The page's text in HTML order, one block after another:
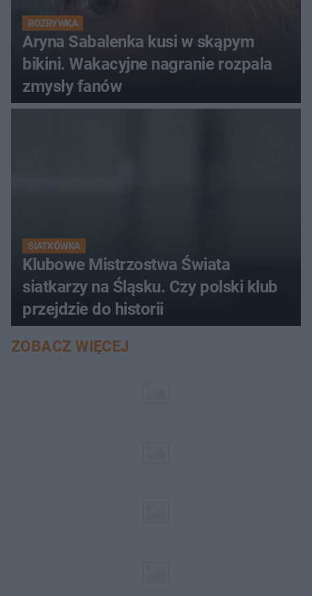
ROZRYWKA
Aryna Sabalenka kusi w skąpym
bikini. Wakacyjne nagranie rozpala
zmysły fanów
SIATKÓWKA
Klubowe Mistrzostwa Świata
siatkarzy na Śląsku. Czy polski klub
przejdzie do historii
ZOBACZ WIĘCEJ